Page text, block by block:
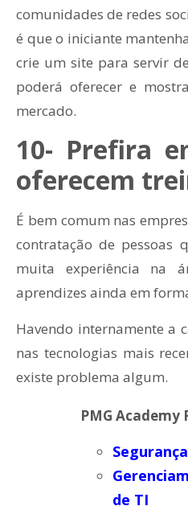
comunidades de redes
é que o iniciante
crie um site para servir
poderá oferecer e
mercado.
10- Prefira
oferecem
É bem comum nas
contratação de pessoas
muita experiência na
aprendizes ainda em
Havendo internamente a
nas tecnologias mais
existe problema algum.
PMG Academy
de TI